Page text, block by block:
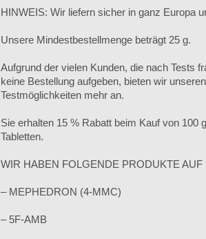
HINWEIS: Wir liefern sicher in ganz Europa
Unsere Mindestbestellmenge beträgt 25 g.
Aufgrund der vielen Kunden, die nach Tests
keine Bestellung aufgeben, bieten wir
Testmöglichkeiten mehr an.
Sie erhalten 15 % Rabatt beim Kauf von 100
Tabletten.
WIR HABEN FOLGENDE PRODUKTE AUF
– MEPHEDRON (4-MMC)
– 5F-AMB